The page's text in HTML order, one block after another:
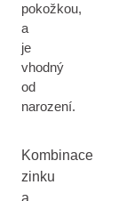
pokožkou,
a
je
vhodný
od
narození.
Kombinace
zinku
a